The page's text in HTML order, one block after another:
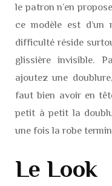
le patron n’en
ce modèle est d’un
difficulté réside
glissière invisible.
ajoutez une
faut bien avoir en
petit à petit la
une fois la robe
Le Look